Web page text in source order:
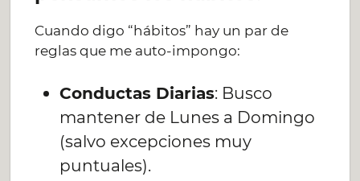
Cuando digo “hábitos” hay un par de
reglas que me auto-impongo:
Conductas Diarias: Busco
mantener de Lunes a Domingo
(salvo excepciones muy
puntuales).